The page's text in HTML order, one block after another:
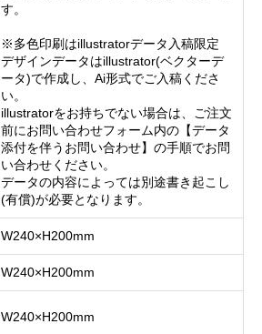
す。
※多色印刷はillustratorデータ入稿限定
デザインデータはillustrator(ベクターデ
ータ)で作成し、Ai形式でご入稿くださ
い。
illustratorをお持ちでない場合は、ご注文
前にお問い合わせフォーム内の【データ
添付を伴うお問い合わせ】の手順でお問
い合わせください。
データの内容によっては別途書き起こし
(有償)が必要となります。
W240×H200mm
W240×H200mm
W240×H200mm